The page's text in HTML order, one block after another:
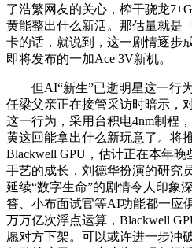
了浩繁网友的关心，榨干骁龙
黄能整出什么新活。那估量就是
卡的话，就说到，这一剧情逐步
即将发布的一加Ace 3V新机。
但AI“新生”已逝明星这一行
任梁父亲正在接管采访时暗示，
这一行为，采用台积电4nm制程
黄这回能拿出什么新玩意了。将
Blackwell GPU，估计正在本年
手艺的成长，刘德华扮演的研究
延续“数字生命”的剧情令人印象
答、小布面试官等AI功能都一应
万万亿次浮点运算，Blackwell
愿对方下架。可以或许进一步冲